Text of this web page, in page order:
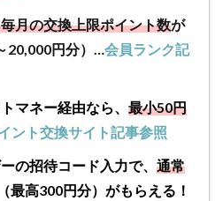
月の交換上限ポイント数が
20,000円分）… 会員ランク記
マネー経由なら、 最小50円
ント交換サイト記事参照
の招待コード入力で、 通常
（最高300円分）がもらえる！